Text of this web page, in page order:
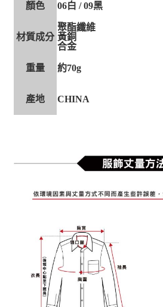
顏色 06白 / 09黑
材質成分
聚酯纖維
黃銅
合金
重量 約70g
產地 CHINA